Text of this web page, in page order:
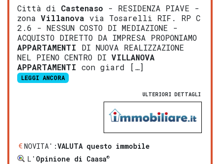
Città di Castenaso - RESIDENZA PIAVE -
zona Villanova via Tosarelli RIF. RP C
2.6 - NESSUN COSTO DI MEDIAZIONE -
ACQUISTO DIRETTO DA IMPRESA PROPONIAMO
APPARTAMENTI DI NUOVA REALIZZAZIONE
NEL PIENO CENTRO DI VILLANOVA
APPARTAMENTI con giard […]
LEGGI ANCORA
ULTERIORI DETTAGLI
NOVITA':VALUTA questo immobile
L' Opinione di Caasa®